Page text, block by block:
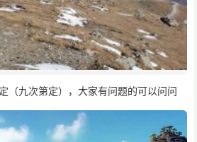
（九次第定），大家有问题的可以问问